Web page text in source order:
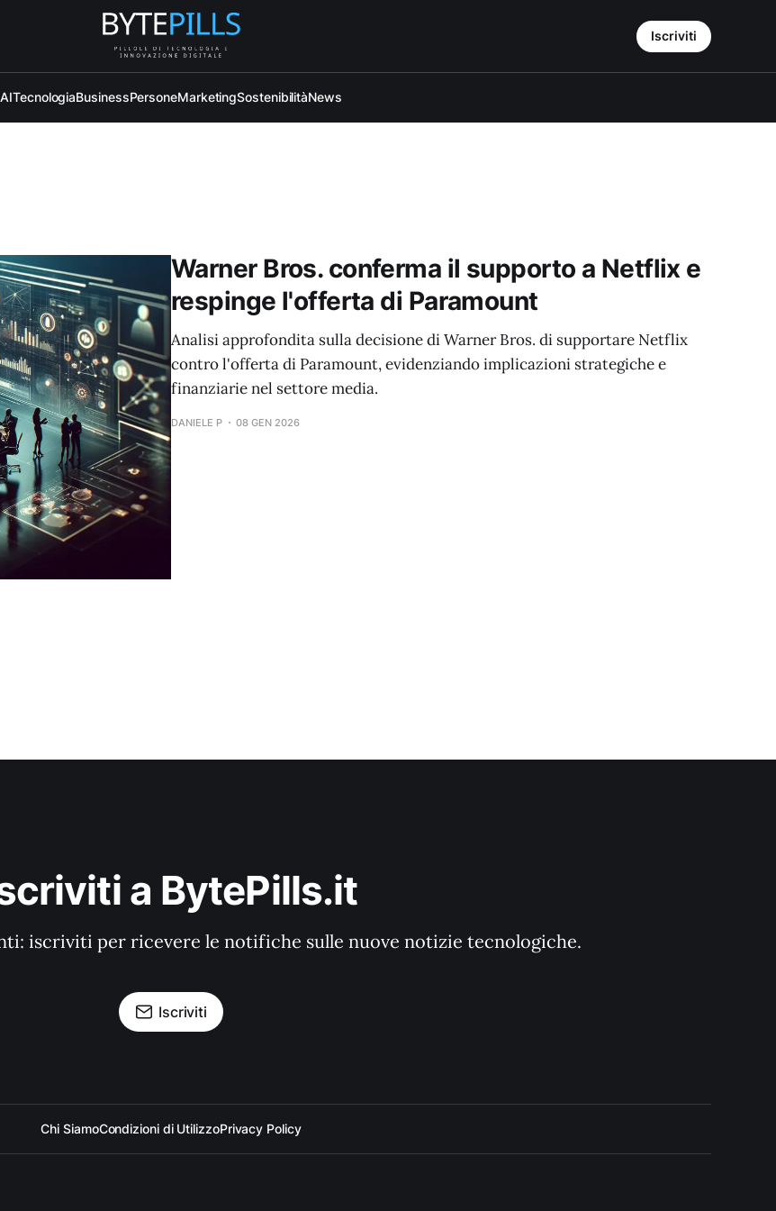
AITecnologiaBusinessPersoneMarketingSostenibilitàNews
Iscriviti
Warner Bros. conferma il supporto a Netflix e
respinge l'offerta di Paramount
Analisi approfondita sulla decisione di Warner Bros. di supportare Netflix
contro l'offerta di Paramount, evidenziando implicazioni strategiche e
finanziarie nel settore media.
DANIELE P 08 GEN 2026
a BytePills.it
iscriviti per ricevere le notifiche sulle nuove notizie tecnologiche.
Iscriviti
Chi SiamoCondizioni di UtilizzoPrivacy Policy